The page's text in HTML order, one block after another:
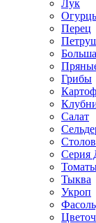
Лук
Перец
Грибы
Салат
Серия
Тыква
Укроп